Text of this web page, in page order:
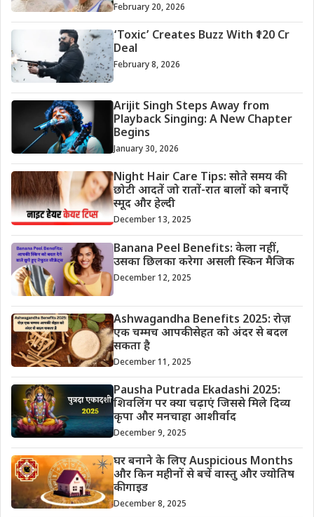
February 20, 2026
‘Toxic’ Creates Buzz With ₹120 Cr
Deal
February 8, 2026
Arijit Singh Steps Away from
Playback Singing: A New Chapter
Begins
January 30, 2026
Night Hair Care Tips: सोते समय की
छोटी आदतें जो रातों-रात बालों को बनाएँ
स्मूद और हेल्दी
December 13, 2025
Banana Peel Benefits: केला नहीं,
उसका छिलका करेगा असली स्किन मैजिक
December 12, 2025
Ashwagandha Benefits 2025: रोज़
एक चम्मच आपकी सेहत को अंदर से बदल
सकता है
December 11, 2025
Pausha Putrada Ekadashi 2025:
शिवलिंग पर क्या चढ़ाएं जिससे मिले दिव्य
कृपा और मनचाहा आशीर्वाद
December 9, 2025
घर बनाने के लिए Auspicious Months
और किन महीनों से बचें वास्तु और ज्योतिष
की गाइड
December 8, 2025